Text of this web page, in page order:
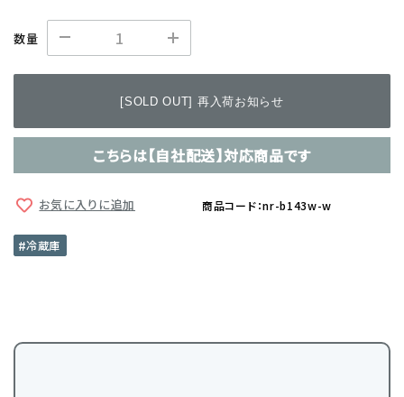
数量
[SOLD OUT] 再入荷お知らせ
こちらは【自社配送】対応商品です
お気に入りに追加 商品コード：nr-b143w-w
冷蔵庫